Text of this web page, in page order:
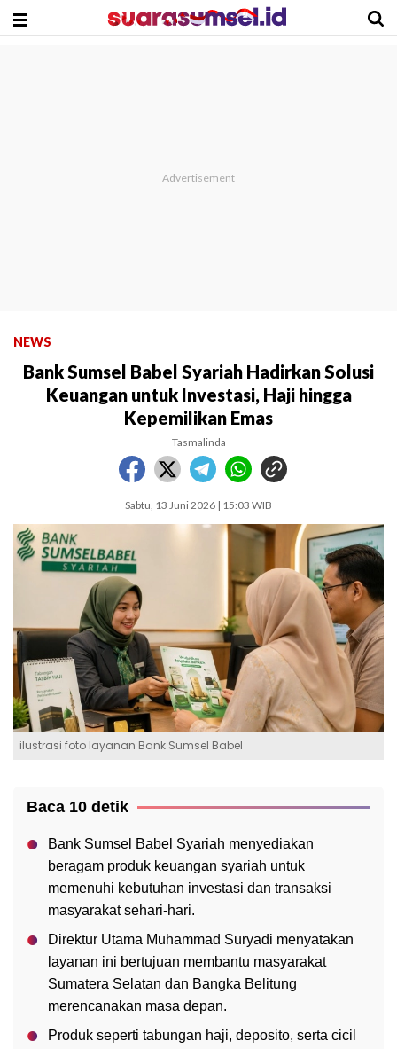
NEWS
Bank Sumsel Babel Syariah Hadirkan Solusi
Keuangan untuk Investasi, Haji hingga
Kepemilikan Emas
Tasmalinda
Sabtu, 13 Juni 2026 | 15:03 WIB
ilustrasi foto layanan Bank Sumsel Babel
Baca 10 detik
Bank Sumsel Babel Syariah menyediakan
beragam produk keuangan syariah untuk
memenuhi kebutuhan investasi dan transaksi
masyarakat sehari-hari.
Direktur Utama Muhammad Suryadi menyatakan
layanan ini bertujuan membantu masyarakat
Sumatera Selatan dan Bangka Belitung
merencanakan masa depan.
Produk seperti tabungan haji, deposito, serta cicil